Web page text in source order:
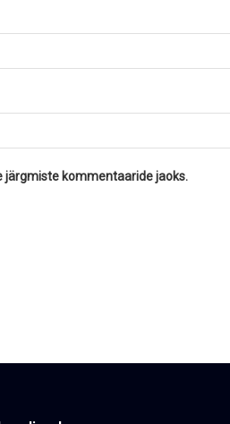
järgmiste kommentaaride jaoks.